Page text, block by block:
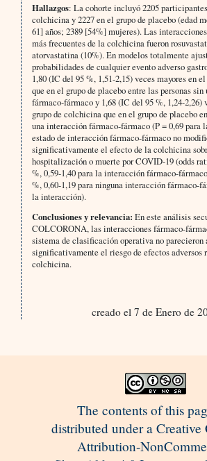
Hallazgos: La cohorte incluyó 2205
colchicina y 2227 en el grupo de placebo (edad
61] años; 2389 [54%] mujeres). Las
más frecuentes de la colchicina fueron
atorvastatina (10%). En modelos totalmente
probabilidades de cualquier evento adverso
1,80 (IC del 95 %, 1,51-2,15) veces mayores en
que en el grupo de placebo entre las personas
fármaco-fármaco y 1,68 (IC del 95 %, 1,24-2,26)
grupo de colchicina que en el grupo de placebo
una interacción fármaco-fármaco (P = 0,69 para
estado de interacción fármaco-fármaco no
significativamente el efecto de la colchicina
hospitalización o muerte por COVID-19 (odds
%, 0,59-1,40 para la interacción fármaco-
%, 0,60-1,19 para ninguna interacción fármaco-
la interacción).
Conclusiones y relevancia: En este análisis
COLCORONA, las interacciones fármaco-
sistema de clasificación operativa no parecieron
significativamente el riesgo de efectos adversos
colchicina.
creado el 7 de Enero de
The contents of this
distributed under a Creative
Attribution-